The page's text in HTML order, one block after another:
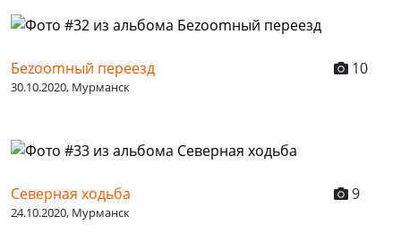
Беzoomный переезд 10
30.10.2020, Мурманск
Северная ходьба 9
24.10.2020, Мурманск